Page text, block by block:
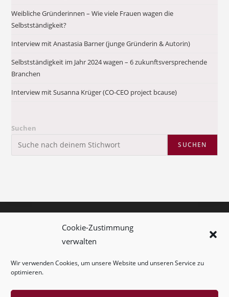
Cookie-Zustimmung
verwalten
Wir verwenden Cookies, um unsere Website und unseren Service zu
optimieren.
Weibliche Gründerinnen – Wie viele Frauen wagen die
Selbstständigkeit?
Interview mit Anastasia Barner (junge Gründerin & Autorin)
Selbstständigkeit im Jahr 2024 wagen – 6 zukunftsversprechende
Branchen
Interview mit Susanna Krüger (CO-CEO project bcause)
Suchen
SUCHEN
Impressum